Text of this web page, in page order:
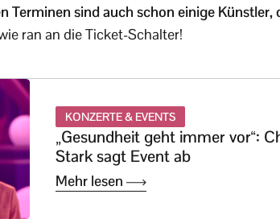
Terminen sind auch schon einige Künstler,
ran an die Ticket-Schalter!
KONZERTE & EVENTS
„Gesundheit geht immer vor“:
Stark sagt Event ab
Mehr lesen